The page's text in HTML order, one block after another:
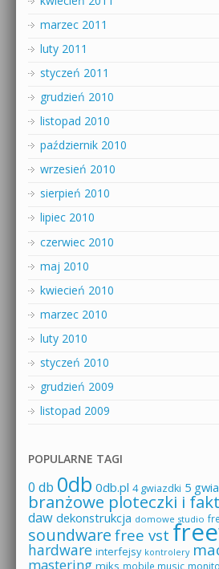
marzec 2011
luty 2011
styczeń 2011
grudzień 2010
listopad 2010
październik 2010
wrzesień 2010
sierpień 2010
lipiec 2010
czerwiec 2010
maj 2010
kwiecień 2010
marzec 2010
luty 2010
styczeń 2010
grudzień 2009
listopad 2009
POPULARNE TAGI
0 db 0db 0db.pl 4 gwiazdki 5
branżowe ploteczki i
daw dekonstrukcja domowe studio
soundware free vst
hardware interfejsy kontrolery
mastering mobile music